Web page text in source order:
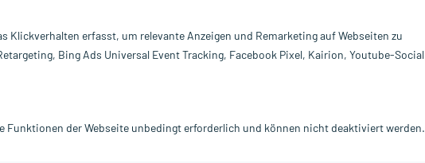
32,18 €
Inhalt:
2X100 g
PZN:
02247609
Klickverhalten erfasst, um relevante Anzeigen und Remarketing auf Webseiten zu
Bing Ads Universal Event Tracking, Facebook Pixel, Kairion, Youtube-Social
Funktionen der Webseite unbedingt erforderlich und können nicht deaktiviert werden.